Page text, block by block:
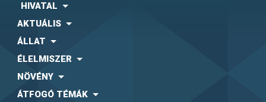
HIVATAL
AKTUÁLIS
ÁLLAT
ÉLELMISZER
NÖVÉNY
ÁTFOGÓ TÉMÁK